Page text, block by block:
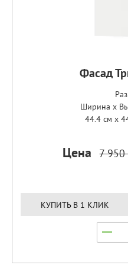
Фасад
Ширина x
44.4 см x
Цена 7 950
КУПИТЬ В 1 КЛИК